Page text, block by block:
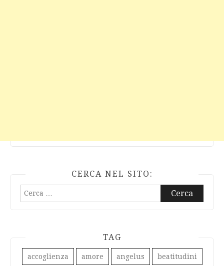
CERCA NEL SITO:
Ricerca
TAG
accoglienza amore angelus beatitudini